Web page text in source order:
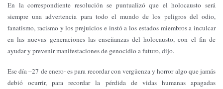
En la correspondiente resolución se puntualizó que el holocausto será
siempre una advertencia para todo el mundo de los peligros del odio,
fanatismo, racismo y los prejuicios e instó a los estados miembros a inculcar
en las nuevas generaciones las enseñanzas del holocausto, con el fin de
ayudar y prevenir manifestaciones de genocidio a futuro, dijo.
Ese día –27 de enero- es para recordar con vergüenza y horror algo que jamás
debió ocurrir, para recordar la pérdida de vidas humanas apagadas